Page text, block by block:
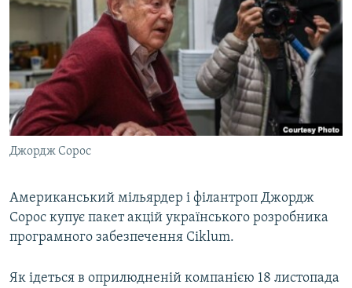
ВСЕ ЗА ДЕНЬ
СПЕЦПРОЕКТИ
ДЕПОРТАЦІЯ
ВІДЕОУРОКИ «ELIFBE»
СВІДЧЕННЯ ОКУПАЦІЇ
УКРАЇНСЬКА ПРОБЛЕМА КРИМУ
ЯК ОБІЙТИ БЛОКУВАННЯ
Русский
Qırımtatar
Джордж Сорос
Американський мільярдер і філантроп Джордж
Сорос купує пакет акцій українського розробника
програмного забезпечення Ciklum.
Як ідеться в оприлюдненій компанією 18 листопада